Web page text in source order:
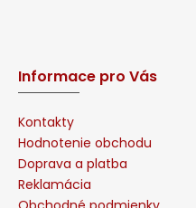
Informace pro Vás
Kontakty
Hodnotenie obchodu
Doprava a platba
Reklamácia